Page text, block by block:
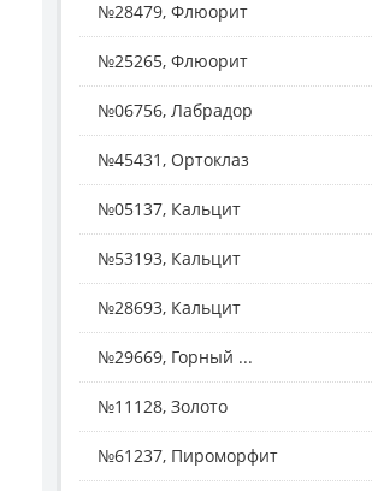
№28479, Флюорит
№25265, Флюорит
№06756, Лабрадор
№45431, Ортоклаз
№05137, Кальцит
№53193, Кальцит
№28693, Кальцит
№29669, Горный ...
№11128, Золото
№61237, Пироморфит